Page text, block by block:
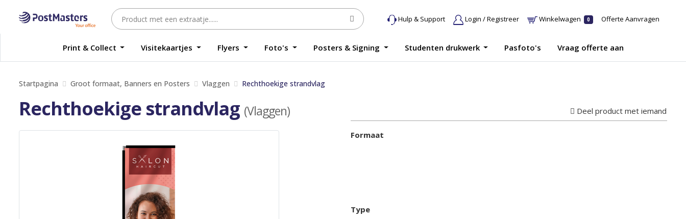
Hulp & Support Login / Registreer Winkelwagen 0 Offerte Aanvragen
Print & Collect Visitekaartjes Flyers Foto's Posters & Signing Studenten drukwerk Pasfoto's Vraag offerte aan
Startpagina Groot formaat, Banners en Posters Vlaggen Rechthoekige strandvlag
Rechthoekige strandvlag (Vlaggen) Deel product met iemand
Formaat
Type